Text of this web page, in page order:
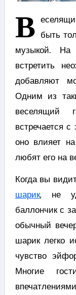
В быть
музыкой. На
встретить
добавляют
Одним из
веселящий
встречается
оно влияет
любят его на
Когда вы
шарик, не
баллончик с
обычный
шарик легко
чувство
Многие